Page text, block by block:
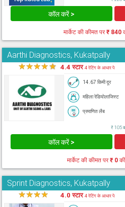
कॉल करें >
मार्केट की कीमत पर₹ 840
Aarthi Diagnostics, Kukatpally
★★★★★ 4.4 स्टार4 रेटिंग के आधार पे
14.67 किमी दूर
महिला रेडियोलाजिस्ट
प्रमाणित लैब
₹ 105
कॉल करें >
मार्केट की कीमत पर₹ 0
Sprint Diagnostics, Kukatpally
★★★★ 4.0 स्टार4 रेटिंग के आधार पे